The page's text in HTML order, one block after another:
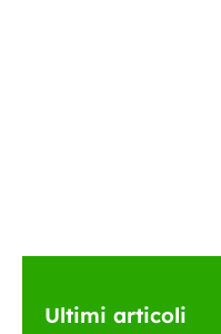
Ultimi articoli